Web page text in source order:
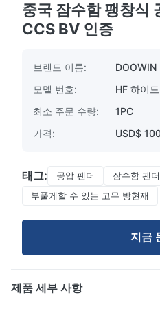
중국 잠수함 팽창식
CCS BV 인증
브랜드 이름:
DOOWIN
모델 번호:
HF 하이
최소 주문 수량:
1PC
가격:
USD$
태그: 공압 펜더
잠수함 펜더
부풀게할 수 있는 고무 방현재
지금
제품 세부 사항